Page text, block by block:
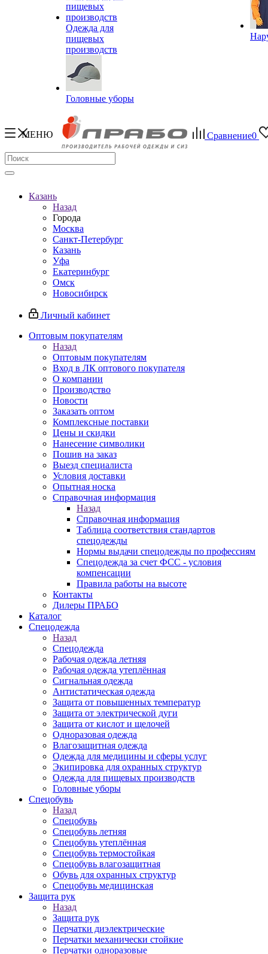
Одежда для
пищевых
производств
Головные уборы
МЕНЮ Сравнение0
Казань
Назад
Города
Москва
Санкт-Петербург
Казань
Уфа
Екатеринбург
Омск
Новосибирск
Личный кабинет
Оптовым покупателям
Назад
Оптовым покупателям
Вход в ЛК оптового покупателя
О компании
Производство
Новости
Заказать оптом
Комплексные поставки
Цены и скидки
Нанесение символики
Пошив на заказ
Выезд специалиста
Условия доставки
Опытная носка
Справочная информация
Назад
Справочная информация
Таблица соответствия стандартов
спецодежды
Нормы выдачи спецодежды по профессиям
Спецодежда за счет ФСС - условия
компенсации
Правила работы на высоте
Контакты
Дилеры ПРАБО
Каталог
Спецодежда
Назад
Спецодежда
Рабочая одежда летняя
Рабочая одежда утеплённая
Сигнальная одежда
Антистатическая одежда
Защита от повышенных температур
Защита от электрической дуги
Защита от кислот и щелочей
Одноразовая одежда
Влагозащитная одежда
Одежда для медицины и сферы услуг
Экипировка для охранных структур
Одежда для пищевых производств
Головные уборы
Спецобувь
Назад
Спецобувь
Спецобувь летняя
Спецобувь утеплённая
Спецобувь термостойкая
Спецобувь влагозащитная
Обувь для охранных структур
Спецобувь медицинская
Защита рук
Назад
Защита рук
Перчатки диэлектрические
Перчатки механически стойкие
Перчатки одноразовые